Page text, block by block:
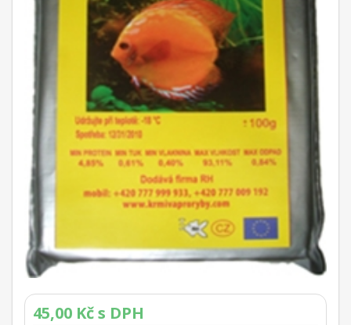
45,00 Kč s DPH